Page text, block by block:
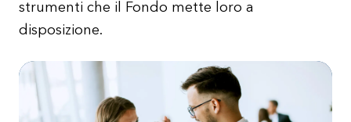
strumenti che il Fondo mette loro a
disposizione.